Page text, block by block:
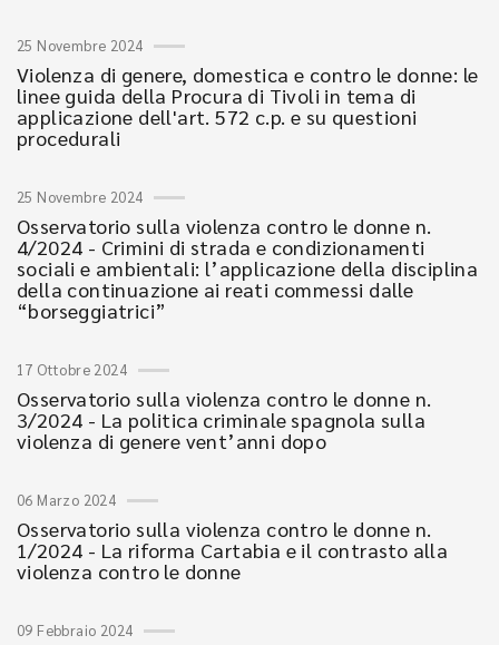
25 Novembre 2024
Violenza di genere, domestica e contro le donne: le
linee guida della Procura di Tivoli in tema di
applicazione dell'art. 572 c.p. e su questioni
procedurali
25 Novembre 2024
Osservatorio sulla violenza contro le donne n.
4/2024 - Crimini di strada e condizionamenti
sociali e ambientali: l’applicazione della disciplina
della continuazione ai reati commessi dalle
“borseggiatrici”
17 Ottobre 2024
Osservatorio sulla violenza contro le donne n.
3/2024 - La politica criminale spagnola sulla
violenza di genere vent’anni dopo
06 Marzo 2024
Osservatorio sulla violenza contro le donne n.
1/2024 - La riforma Cartabia e il contrasto alla
violenza contro le donne
09 Febbraio 2024